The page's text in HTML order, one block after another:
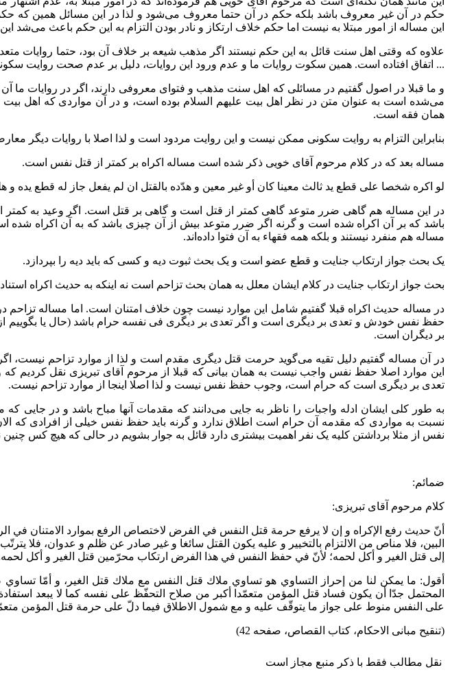
حکم در آن غیر معروف باشد بلکه حکم در آن حتما معروف می‌شود و لذا در این مسائل همین که
این مساله از امور مبتلا به نیست اما حکم خلاف ارتکاز و نادر بودن التزام به این حکم باعث
علاوه که وقتی اهل سنت قائل به این حکم نیستند اگر مذهب شیعه بر خلاف آن بود، حتما روایات
... اتفاق افتاده است. همین سکوت روایات ما و عدم ورود این روایات، دلیل بر عدم صحت روایت
و ما قبلا در اصول گفتیم در مسائلی که اهل سنت مذهب و فتوای معروفی دارند، اگر در روایات
می‌شده است به عنوان متن در نظر اهل بیت علیهم السلام بوده است، و در آن مواردی که اهل بیت
همان فقه است.
بنابراین التزام به روایت سکونی ممکن نیست و این روایت مردود است و لذا اصلا با روایات دیگر
مساله بعد که در کلام مرحوم آقای خویی ذکر شده است مساله اکراه بر کمتر از قتل نفس است.
لو اكره شخصا على قطع يد ثالث معينا كان أو غير معين و هدّده بالقتل ان لم يفعل جاز له قطع يده
در این مساله هم گاهی ضرر متوعد گاهی کمتر از قتل است و گاهی بر قتل است. اگر وعید به کمتر از
باشد که بر آن اکراه شده است و گرنه اگر ضرر متوعد بیش از آن چیزی باشد که به آن اکراه شده
مساله هم منفرد نیستند و بلکه همه فقهاء به آن فتوا داده‌اند.
یک بحث جواز ارتکاب جنایت و قطع عضو است و یک بحث ثبوت دیه و کسی که باید دیه را بپردازد.
بحث جواز ارتکاب جنایت در کلام ایشان معلل به همان بحث تزاحم است نه اینکه به حدیث اکراه
در مساله حدیث اکراه قبلا گفتیم شامل این موارد نیست چون خلاف امتنان است. اما مساله تزاحم
حفظ نفس خودش و تعدی بر دیگری است و اگر تعدی بر دیگری فی نفسه حرام باشد (حال یا
بر دیگران است.
در آن مساله گفتیم دلیل تقیه می‌گوید حرمت قتل دیگری مقدم است و لذا از موارد تزاحم نیست،
این موارد اصلا حفظ نفس واجب نیست به همان بیانی که قبلا از مرحوم آقای تبریزی نقل
تعدی بر دیگری است که حرام است، وجوب حفظ نفس نیست و لذا اصلا اینجا از موارد تزاحم نیست.
به طور کلی ایشان ادله واجبات را ناظر به جایی می‌دانند که مقدمات آنها مباح باشد و در
نسبت به مواردی که مقدمه آن حرام است اطلاق ندارد و گرنه باید حفظ نفس خیلی از افرادی که
نفس از مثلا برداشتن کلیه یک نفر اهمیت بیشتری دارد قائل به جوار بشویم در حالی که هیچ کس چنین
ضمائم:
کلام مرحوم آقای تبریزی:
أنّ حديث رفع الإكراه و إن لا يرفع حرمة‌ قتل النفس في الفرض لاختصاص الرفع بموارد الامتنان
البين، فلا مناص من الالتزام بالتخيير و عليه يكون القتل سائغا و غير صادر عن ظلم و عدوان، فلا
إلى قتل الغير و أكل لحمه؛ لأنّ في حفظ النفس في هذا الفرض ارتكاب محرّمين قتل الغير و أكل
أقول: ما يمكن لنا من إحراز التساوي هو تساوي ملاك قتل النفس مع ملاك قتل الغير، و أمّا
المحتمل جدّا أن يكون فساد قتل المؤمن متعمّدا أكبر من صلاح التحفّظ على نفسه كما لا يبعد
على النفس منوط على جواز ما يتوقّف عليه و مع شمول الاطلاق فيما دلّ على حرمة قتل المؤمن
(تنقیح مبانی الاحکام، کتاب القصاص، صفحه 42)
نقل مطالب فقط با ذکر منبع مجاز است